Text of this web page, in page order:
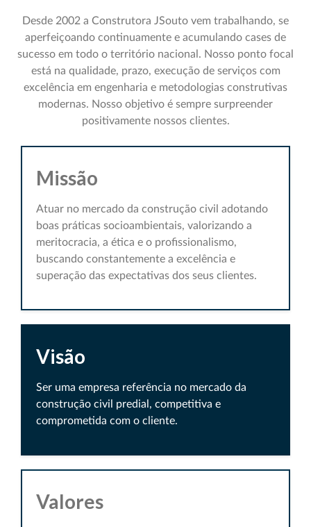
Desde 2002 a Construtora JSouto vem trabalhando, se
aperfeiçoando continuamente e acumulando cases de
sucesso em todo o território nacional. Nosso ponto focal
está na qualidade, prazo, execução de serviços com
excelência em engenharia e metodologias construtivas
modernas. Nosso objetivo é sempre surpreender
positivamente nossos clientes.
Missão
Atuar no mercado da construção civil adotando
boas práticas socioambientais, valorizando a
meritocracia, a ética e o profissionalismo,
buscando constantemente a excelência e
superação das expectativas dos seus clientes.
Visão
Ser uma empresa referência no mercado da
construção civil predial, competitiva e
comprometida com o cliente.
Valores